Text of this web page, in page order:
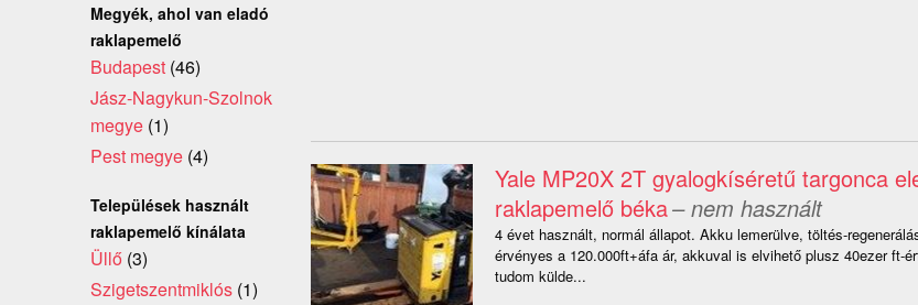
Yale MP20X 2T gyalogkíséretű targonca
raklapemelő béka– nem használt
4 évet használt, normál állapot. Akku lemerülve, töltés-
érvényes a 120.000ft+áfa ár, akkuval is elvihető plusz 40ezer ft-
tudom külde...
Megyék, ahol van eladó
raklapemelő
Budapest (46)
Jász-Nagykun-Szolnok
megye (1)
Pest megye (4)
Települések használt
raklapemelő kínálata
Üllő (3)
Szigetszentmiklós (1)